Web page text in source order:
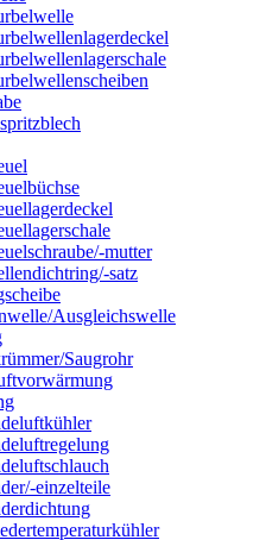
mutter
satz
Ausgleichswelle
Saugrohr
einzelteile